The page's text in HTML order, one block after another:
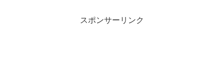
スポンサーリンク